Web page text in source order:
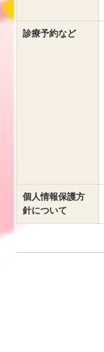
診療予約など
個人情報保護方
針について